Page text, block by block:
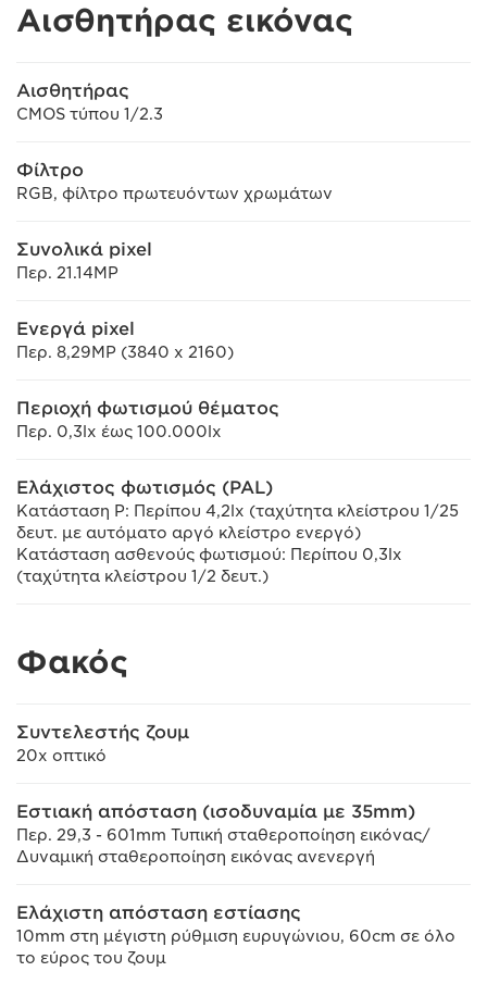
Αισθητήρας εικόνας
Αισθητήρας
CMOS τύπου 1/2.3
Φίλτρο
RGB, φίλτρο πρωτευόντων χρωμάτων
Συνολικά pixel
Περ. 21.14MP
Ενεργά pixel
Περ. 8,29MP (3840 x 2160)
Περιοχή φωτισμού θέματος
Περ. 0,3lx έως 100.000lx
Ελάχιστος φωτισμός (PAL)
Κατάσταση P: Περίπου 4,2lx (ταχύτητα κλείστρου 1/25
δευτ. με αυτόματο αργό κλείστρο ενεργό)
Κατάσταση ασθενούς φωτισμού: Περίπου 0,3lx
(ταχύτητα κλείστρου 1/2 δευτ.)
Φακός
Συντελεστής ζουμ
20x οπτικό
Εστιακή απόσταση (ισοδυναμία με 35mm)
Περ. 29,3 - 601mm Τυπική σταθεροποίηση εικόνας/
Δυναμική σταθεροποίηση εικόνας ανενεργή
Ελάχιστη απόσταση εστίασης
10mm στη μέγιστη ρύθμιση ευρυγώνιου, 60cm σε όλο
το εύρος του ζουμ